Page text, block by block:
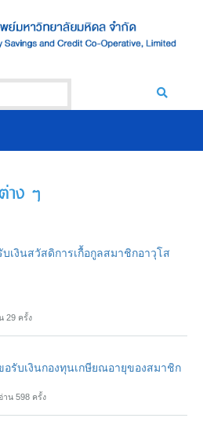
าง ๆ
เงินสวัสดิการเกื้อกูลสมาชิกอาวุโส
29 ครั้ง
รับเงินกองทุนเกษียณอายุของสมาชิก
อ่าน 598 ครั้ง